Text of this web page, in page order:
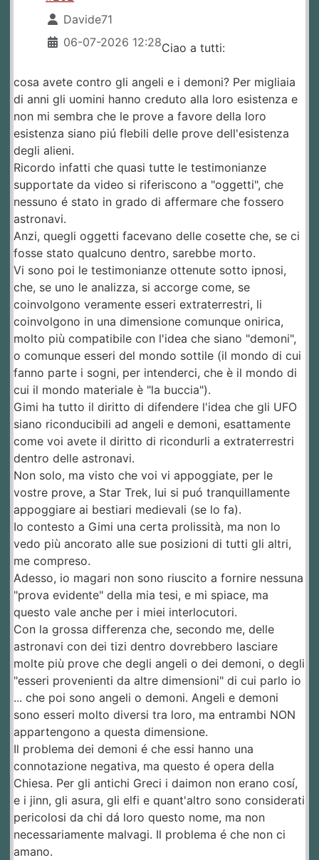
Davide71
06-07-2026 12:28Ciao a tutti:
cosa avete contro gli angeli e i demoni? Per migliaia
di anni gli uomini hanno creduto alla loro esistenza e
non mi sembra che le prove a favore della loro
esistenza siano piú flebili delle prove dell'esistenza
degli alieni.
Ricordo infatti che quasi tutte le testimonianze
supportate da video si riferiscono a "oggetti", che
nessuno é stato in grado di affermare che fossero
astronavi.
Anzi, quegli oggetti facevano delle cosette che, se ci
fosse stato qualcuno dentro, sarebbe morto.
Vi sono poi le testimonianze ottenute sotto ipnosi,
che, se uno le analizza, si accorge come, se
coinvolgono veramente esseri extraterrestri, li
coinvolgono in una dimensione comunque onirica,
molto più compatibile con l'idea che siano "demoni",
o comunque esseri del mondo sottile (il mondo di cui
fanno parte i sogni, per intenderci, che è il mondo di
cui il mondo materiale è "la buccia").
Gimi ha tutto il diritto di difendere l'idea che gli UFO
siano riconducibili ad angeli e demoni, esattamente
come voi avete il diritto di ricondurli a extraterrestri
dentro delle astronavi.
Non solo, ma visto che voi vi appoggiate, per le
vostre prove, a Star Trek, lui si puó tranquillamente
appoggiare ai bestiari medievali (se lo fa).
Io contesto a Gimi una certa prolissità, ma non lo
vedo più ancorato alle sue posizioni di tutti gli altri,
me compreso.
Adesso, io magari non sono riuscito a fornire nessuna
"prova evidente" della mia tesi, e mi spiace, ma
questo vale anche per i miei interlocutori.
Con la grossa differenza che, secondo me, delle
astronavi con dei tizi dentro dovrebbero lasciare
molte più prove che degli angeli o dei demoni, o degli
"esseri provenienti da altre dimensioni" di cui parlo io
... che poi sono angeli o demoni. Angeli e demoni
sono esseri molto diversi tra loro, ma entrambi NON
appartengono a questa dimensione.
Il problema dei demoni é che essi hanno una
connotazione negativa, ma questo é opera della
Chiesa. Per gli antichi Greci i daimon non erano cosí,
e i jinn, gli asura, gli elfi e quant'altro sono considerati
pericolosi da chi dá loro questo nome, ma non
necessariamente malvagi. Il problema é che non ci
amano.